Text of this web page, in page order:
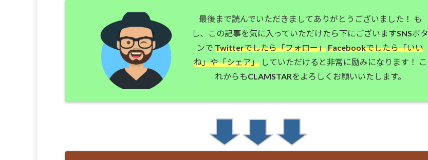
最後まで読んでいただきましてありがとうございました！ も
し、この記事を気に入っていただけたら下にございますSNSボタ
ンでTwitterでしたら「フォロー」Facebookでしたら「いい
ね」や「シェア」していただけると非常に励みになります！ こ
れからもCLAMSTARをよろしくお願いいたします。